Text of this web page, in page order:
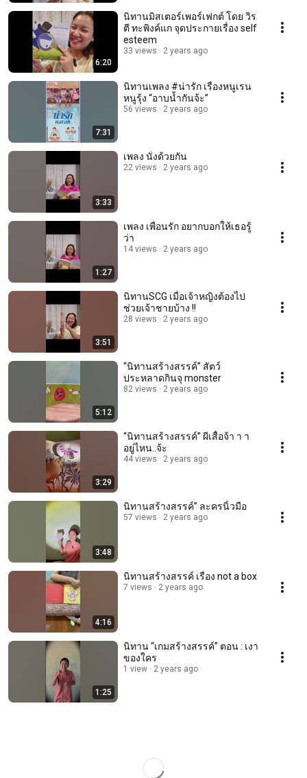
6:20
นิทานมิสเตอร์เพอร์เฟกต์ โดย วิร
ตี ทะพิงค์แก จุดประกายเรื่อง self
esteem
33 views 2 years ago
7:31
นิทานเพลง #น่ารัก เรื่องหนูเรน
หนูรุ้ง “อาบน้ำกันจ้ะ”
56 views 2 years ago
3:33
เพลง นั่งด้วยกัน
22 views 2 years ago
1:27
เพลง เพื่อนรัก อยากบอกให้เธอรู้
ว่า
14 views 2 years ago
3:51
นิทานSCG เมื่อเจ้าหญิงต้องไป
ช่วยเจ้าชายบ้าง !!
28 views 2 years ago
5:12
“นิทานสร้างสรรค์” สัตว์
ประหลาดกินจุ monster
82 views 2 years ago
3:29
“นิทานสร้างสรรค์” ผีเสื้อจ้า า า
อยู่ไหน..จ้ะ
44 views 2 years ago
3:48
นิทานสร้างสรรค์” ละครนิ้วมือ
57 views 2 years ago
4:16
นิทานสร้างสรรค์ เรื่อง not a box
7 views 2 years ago
1:25
นิทาน “เกมสร้างสรรค์” ตอน : เงา
ของใคร
1 view 2 years ago